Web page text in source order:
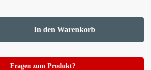
In den Warenkorb
Fragen zum Produkt?